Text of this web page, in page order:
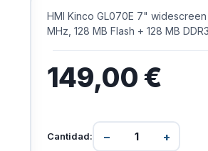
HMI Kinco GL070E 7"
MHz, 128 MB Flash + 128 MB
149,00€
Cantidad: − +